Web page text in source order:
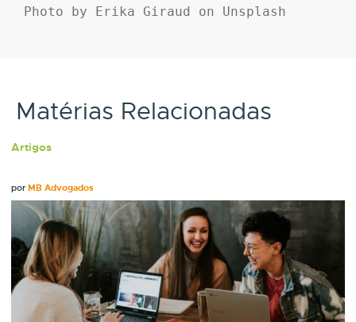
Photo by Erika Giraud on Unsplash
Matérias Relacionadas
Artigos
porMB Advogados